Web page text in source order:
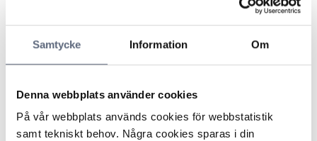
Samtycke Information Om
Denna webbplats använder cookies
På vår webbplats används cookies för webbstatistik
samt tekniskt behov. Några cookies sparas i din
innebär att hastigheten påverkas av både var i hemmet
du befinner dig och hur många andra trådlösa enheter
som kopplar upp sig samtidigt.
Om nätet är öppet kan du välja mellan flera operatörer
som erbjuder tjänster. Annars har du bara en operatör
för till exempel tv och bredband.